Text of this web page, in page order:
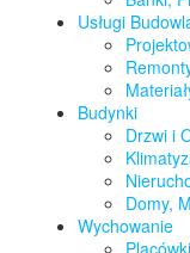
Usługi
Budynki
Drzwi i
Domy,
Wychowanie